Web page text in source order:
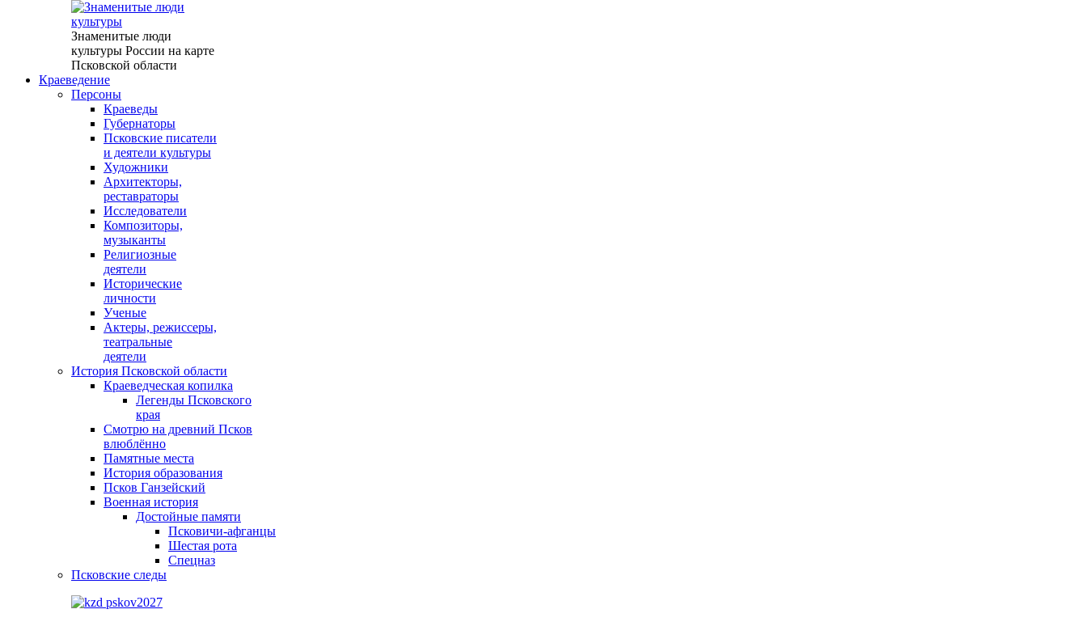
Знаменитые люди
культуры России на карте
Псковской области
Краеведение
Персоны
Краеведы
Губернаторы
Псковские писатели
и деятели культуры
Художники
Архитекторы,
реставраторы
Исследователи
Композиторы,
музыканты
Религиозные
деятели
Исторические
личности
Ученые
Актеры, режиссеры,
театральные
деятели
История Псковской области
Краеведческая копилка
Легенды Псковского
края
Смотрю на древний Псков
влюблённо
Памятные места
История образования
Псков Ганзейский
Военная история
Достойные памяти
Псковичи-афганцы
Шестая рота
Спецназ
Псковские следы